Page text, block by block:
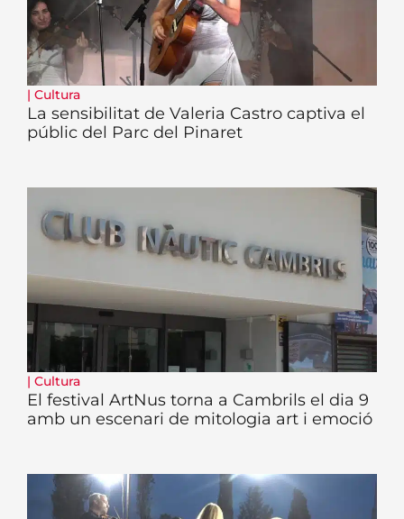
| Cultura
La sensibilitat de Valeria Castro captiva el
públic del Parc del Pinaret
| Cultura
El festival ArtNus torna a Cambrils el dia 9
amb un escenari de mitologia art i emoció